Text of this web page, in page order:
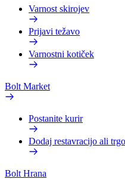
Varnost skirojev
Prijavi težavo
Varnostni kotiček
Bolt Market
Postanite kurir
Dodaj restavracijo ali
Bolt Hrana